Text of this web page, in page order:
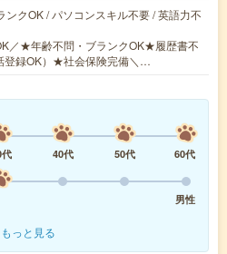
ンクOK / パソコンスキル不要 / 英語力不
／★年齢不問・ブランクOK★履歴書不
登録OK）★社会保険完備＼…
40代 50代
60代
男性
もっと見る